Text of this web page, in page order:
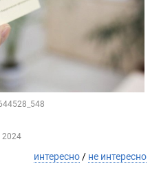
2024
интересно/ не интересно